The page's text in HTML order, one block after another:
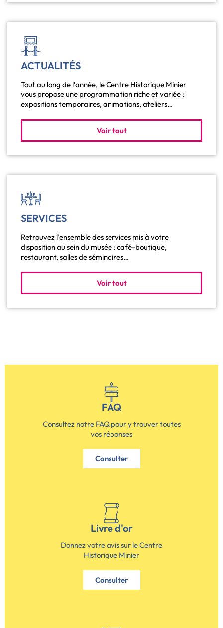
ACTUALITÉS
Tout au long de l’année, le Centre Historique Minier
vous propose une programmation riche et variée :
expositions temporaires, animations, ateliers…
Voir tout
SERVICES
Retrouvez l’ensemble des services mis à votre
disposition au sein du musée : café-boutique,
restaurant, salles de séminaires…
Voir tout
FAQ
Consultez notre FAQ pour y trouver toutes
vos réponses
Consulter
Livre d'or
Donnez votre avis sur le Centre
Historique Minier
Consulter